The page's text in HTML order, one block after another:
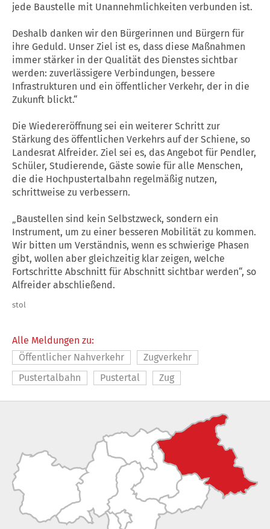
jede Baustelle mit Unannehmlichkeiten verbunden ist.
Deshalb danken wir den Bürgerinnen und Bürgern für
ihre Geduld. Unser Ziel ist es, dass diese Maßnahmen
immer stärker in der Qualität des Dienstes sichtbar
werden: zuverlässigere Verbindungen, bessere
Infrastrukturen und ein öffentlicher Verkehr, der in die
Zukunft blickt.“
Die Wiedereröffnung sei ein weiterer Schritt zur
Stärkung des öffentlichen Verkehrs auf der Schiene, so
Landesrat Alfreider. Ziel sei es, das Angebot für Pendler,
Schüler, Studierende, Gäste sowie für alle Menschen,
die die Hochpustertalbahn regelmäßig nutzen,
schrittweise zu verbessern.
„Baustellen sind kein Selbstzweck, sondern ein
Instrument, um zu einer besseren Mobilität zu kommen.
Wir bitten um Verständnis, wenn es schwierige Phasen
gibt, wollen aber gleichzeitig klar zeigen, welche
Fortschritte Abschnitt für Abschnitt sichtbar werden“, so
Alfreider abschließend.
stol
Alle Meldungen zu:
Öffentlicher Nahverkehr
Zugverkehr
Pustertalbahn
Pustertal Zug